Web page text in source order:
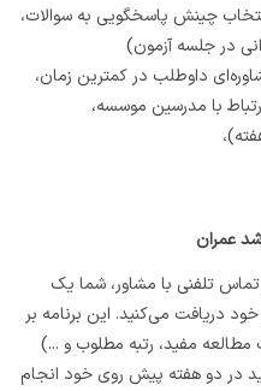
چینش پاسخگویی به سوالات،
در جلسه آزمون)
داوطلب در کمترین زمان،
با مدرسین موسسه،
عمران
تلفنی با مشاور، شما یک
دریافت می‌کنید. این برنامه بر
مفید، رتبه مطلوب و ...)
در دو هفته پیش روی خود انجام